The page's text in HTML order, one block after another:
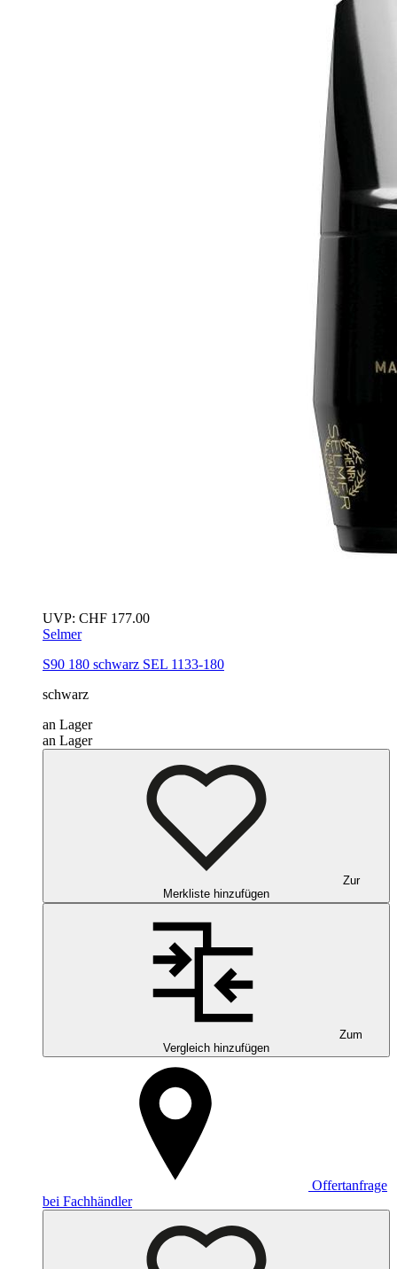
UVP: CHF 177.00
Selmer
S90 180 schwarz SEL 1133-180
schwarz
an Lager
an Lager
Zur
Merkliste hinzufügen
Zum
Vergleich hinzufügen
Offertanfrage
bei Fachhändler